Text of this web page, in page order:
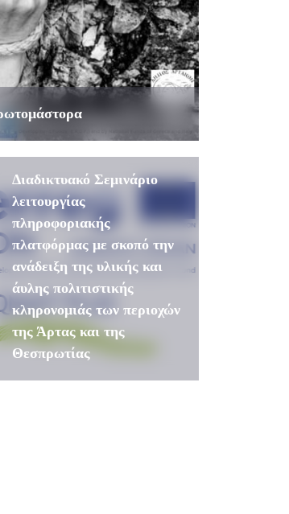
Διαδικτυακό Σεμινάριο
λειτουργίας
πληροφοριακής
πλατφόρμας με σκοπό την
ανάδειξη της υλικής και
άυλης πολιτιστικής
κληρονομιάς των περιοχών
της Άρτας και της
Θεσπρωτίας